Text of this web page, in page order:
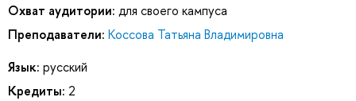
Охват аудитории: для своего кампуса
Преподаватели: Коссова Татьяна Владимировна
Язык: русский
Кредиты: 2